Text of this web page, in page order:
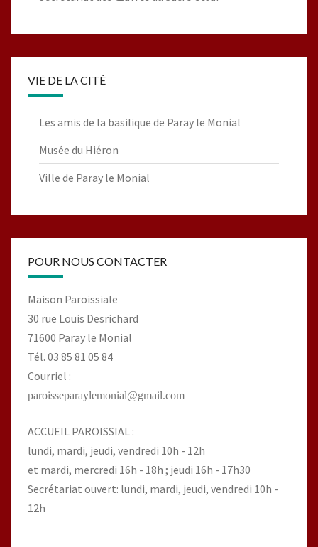
VIE DE LA CITÉ
Les amis de la basilique de Paray le Monial
Musée du Hiéron
Ville de Paray le Monial
POUR NOUS CONTACTER
Maison Paroissiale
30 rue Louis Desrichard
71600 Paray le Monial
Tél. 03 85 81 05 84
Courriel :
paroisseparaylemonial@gmail.com
ACCUEIL PAROISSIAL :
lundi, mardi, jeudi, vendredi 10h - 12h
et mardi, mercredi 16h - 18h ; jeudi 16h - 17h30
Secrétariat ouvert: lundi, mardi, jeudi, vendredi 10h -
12h